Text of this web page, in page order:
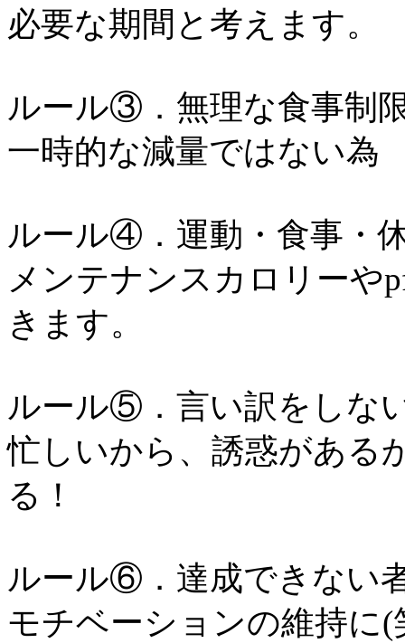
必要な期間と考えます。
ルール③．無理な食事制
一時的な減量ではない為
ルール④．運動・食事・
メンテナンスカロリーや
きます。
ルール⑤．言い訳をし
忙しいから、誘惑がある
る！
ルール⑥．達成できない
モチベーションの維持に